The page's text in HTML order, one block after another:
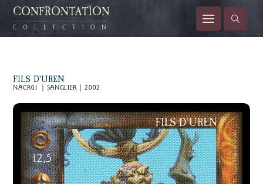
CONFRONTATION
COLLECTION
FILS D'UREN
NACR01 | SANGLIER | 2002